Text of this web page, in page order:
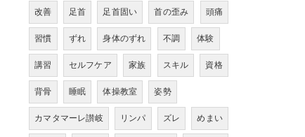
改善
足首 足首固い 首の歪み
頭痛
習慣
ずれ 身体のずれ 不調
体験
講習
セルフケア 家族 スキル
資格
背骨
睡眠 体操教室
姿勢
カマタマーレ讃岐
リンパ ズレ
めまい